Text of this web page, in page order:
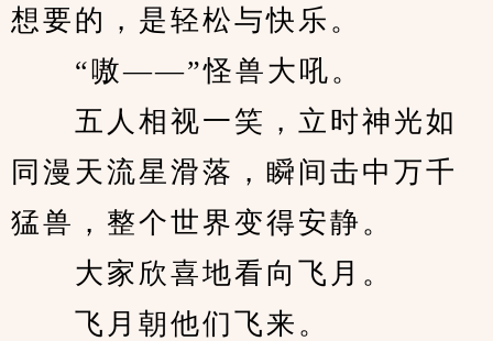
想要的，是轻松与快乐。
“嗷——”怪兽大吼。
五人相视一笑，立时神光如
同漫天流星滑落，瞬间击中万千
猛兽，整个世界变得安静。
大家欣喜地看向飞月。
飞月朝他们飞来。